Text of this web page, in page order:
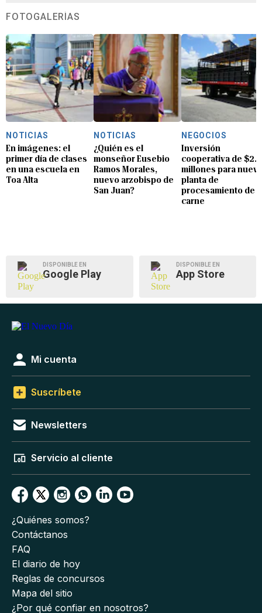
FOTOGALERÍAS
NOTICIAS
En imágenes: el
primer día de clases
en una escuela en
Toa Alta
NOTICIAS
¿Quién es el
monseñor Eusebio
Ramos Morales,
nuevo arzobispo de
San Juan?
NEGOCIOS
Inversión
cooperativa de $2.8
millones para nueva
planta de
procesamiento de
carne
DISPONIBLE EN
Google Play
DISPONIBLE EN
App Store
Mi cuenta
Suscríbete
Newsletters
Servicio al cliente
¿Quiénes somos?
Contáctanos
FAQ
El diario de hoy
Reglas de concursos
Mapa del sitio
¿Por qué confiar en nosotros?